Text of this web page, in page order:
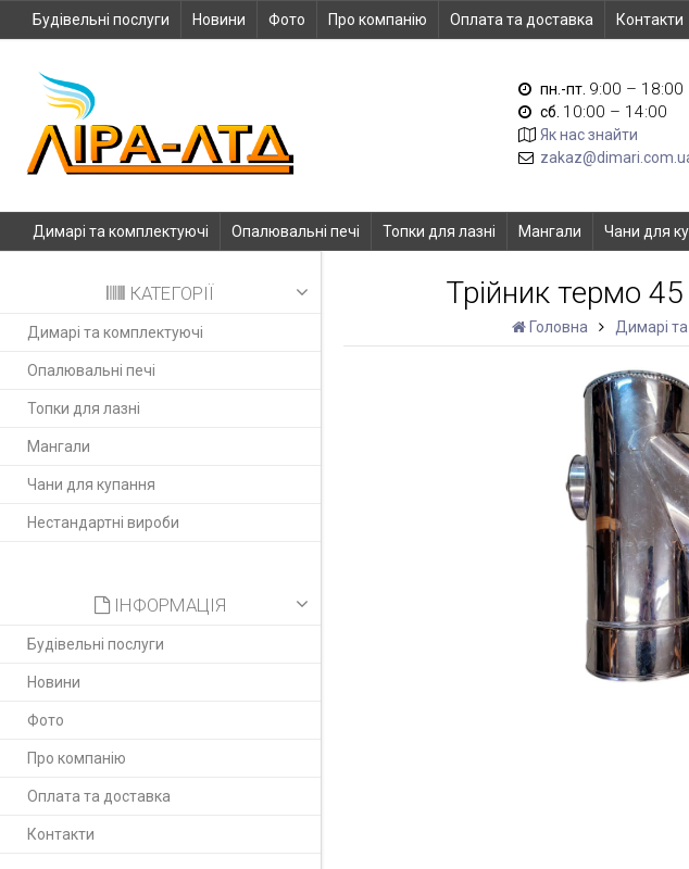
Будівельні послуги Новини Фото Про компанію Оплата та доставка Контакти
пн.-пт. 9:00 – 18:00
сб. 10:00 – 14:00
Як нас знайти
Димарі та комплектуючі Опалювальні печі Топки для лазні Мангали Чани для
КАТЕГОРІЇ
Димарі та комплектуючі
Опалювальні печі
Топки для лазні
Мангали
Чани для купання
Нестандартні вироби
ІНФОРМАЦІЯ
Будівельні послуги
Новини
Фото
Про компанію
Оплата та доставка
Контакти
Трійник термо
Головна Димарі